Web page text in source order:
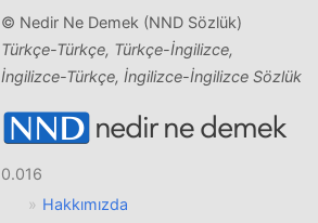
© Nedir Ne Demek (NND Sözlük)
Türkçe-Türkçe, Türkçe-İngilizce,
İngilizce-Türkçe, İngilizce-İngilizce Sözlük
0.016
Hakkımızda